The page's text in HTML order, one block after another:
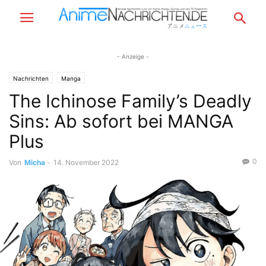
- Anzeige -
Nachrichten Manga
The Ichinose Family’s Deadly
Sins: Ab sofort bei MANGA
Plus
Von Micha - 14. November 2022 0